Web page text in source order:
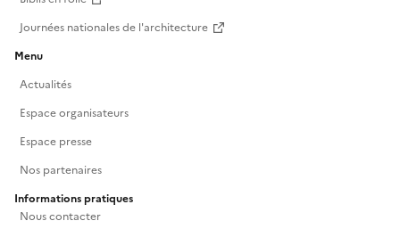
Journées nationales de l'architecture
Menu
Actualités
Espace organisateurs
Espace presse
Nos partenaires
Informations pratiques
Nous contacter